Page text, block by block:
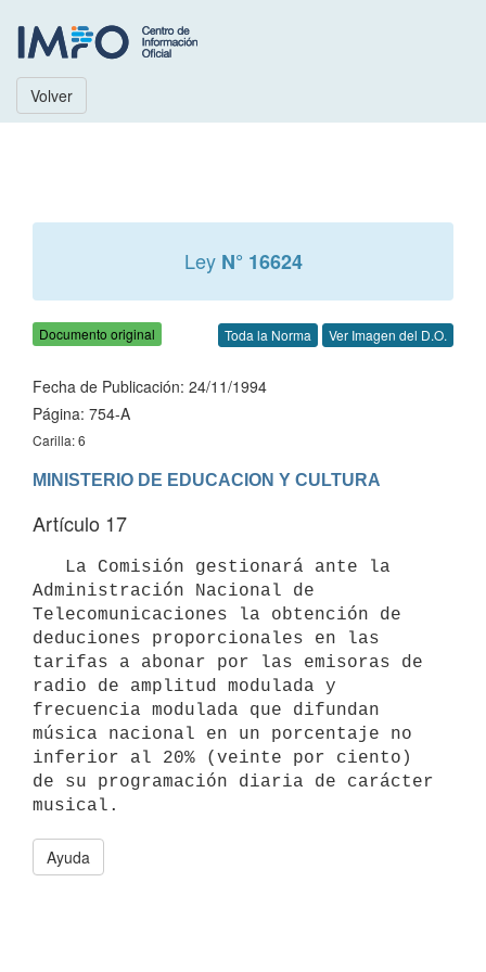
Volver
Ley N° 16624
Documento original Toda la Norma Ver Imagen del D.O.
Fecha de Publicación: 24/11/1994
Página: 754-A
Carilla: 6
Artículo 17
Administración Nacional de
Telecomunicaciones la obtención de
deduciones proporcionales en las
tarifas a abonar por las emisoras de
radio de amplitud modulada y
frecuencia modulada que difundan
música nacional en un porcentaje no
inferior al 20% (veinte por ciento)
de su programación diaria de carácter
Ayuda